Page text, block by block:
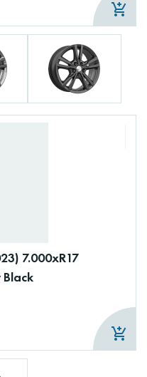
7.000xR17
Black